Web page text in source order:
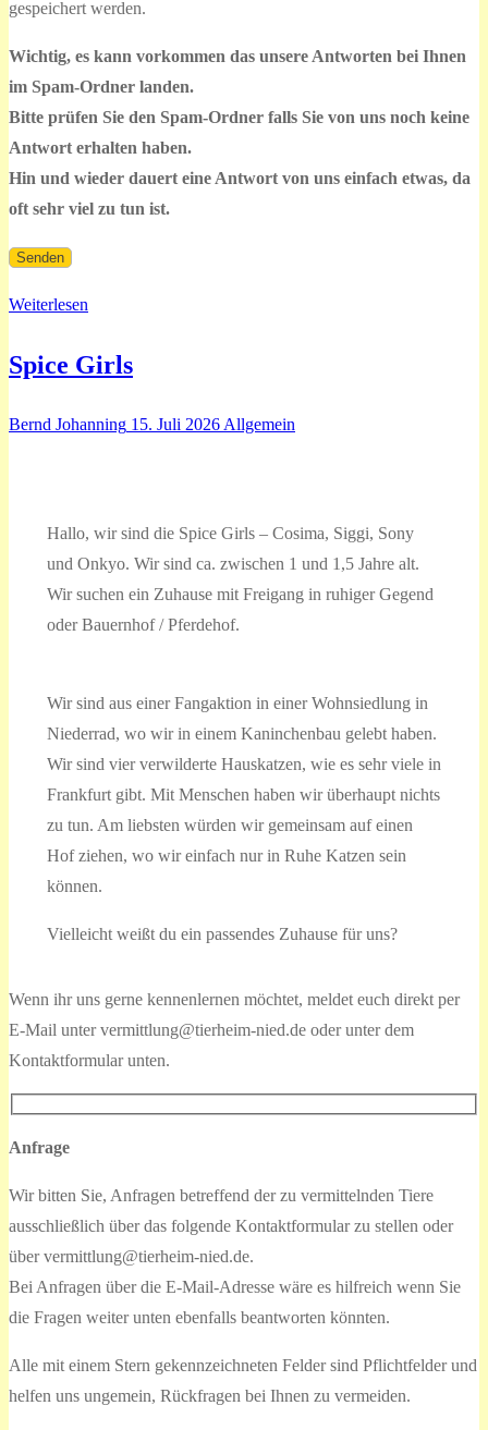
leer.
gespeichert werden.
Wichtig, es kann vorkommen das unsere Antworten bei Ihnen
im Spam-Ordner landen.
Bitte prüfen Sie den Spam-Ordner falls Sie von uns noch keine
Antwort erhalten haben.
Hin und wieder dauert eine Antwort von uns einfach etwas, da
oft sehr viel zu tun ist.
Weiterlesen
Spice Girls
Bernd Johanning 15. Juli 2026 Allgemein
Hallo, wir sind die Spice Girls – Cosima, Siggi, Sony
und Onkyo. Wir sind ca. zwischen 1 und 1,5 Jahre alt.
Wir suchen ein Zuhause mit Freigang in ruhiger Gegend
oder Bauernhof / Pferdehof.
Wir sind aus einer Fangaktion in einer Wohnsiedlung in
Niederrad, wo wir in einem Kaninchenbau gelebt haben.
Wir sind vier verwilderte Hauskatzen, wie es sehr viele in
Frankfurt gibt. Mit Menschen haben wir überhaupt nichts
zu tun. Am liebsten würden wir gemeinsam auf einen
Hof ziehen, wo wir einfach nur in Ruhe Katzen sein
können.
Vielleicht weißt du ein passendes Zuhause für uns?
Wenn ihr uns gerne kennenlernen möchtet, meldet euch direkt per
E-Mail unter vermittlung@tierheim-nied.de oder unter dem
Kontaktformular unten.
Anfrage
Wir bitten Sie, Anfragen betreffend der zu vermittelnden Tiere
ausschließlich über das folgende Kontaktformular zu stellen oder
über vermittlung@tierheim-nied.de.
Bei Anfragen über die E-Mail-Adresse wäre es hilfreich wenn Sie
die Fragen weiter unten ebenfalls beantworten könnten.
Alle mit einem Stern gekennzeichneten Felder sind Pflichtfelder und
helfen uns ungemein, Rückfragen bei Ihnen zu vermeiden.